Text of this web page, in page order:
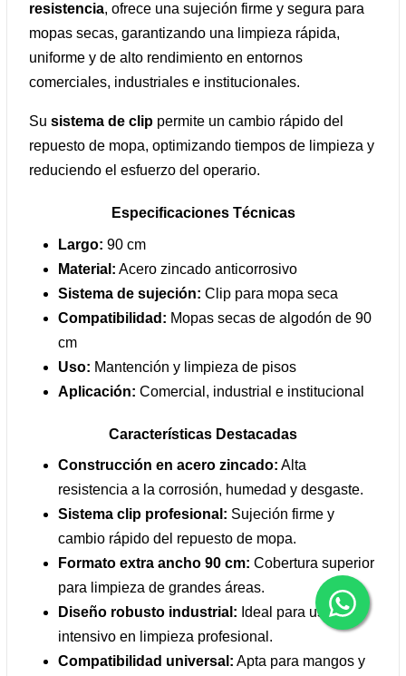
resistencia, ofrece una sujeción firme y segura para
mopas secas, garantizando una limpieza rápida,
uniforme y de alto rendimiento en entornos
comerciales, industriales e institucionales.
Su sistema de clip permite un cambio rápido del
repuesto de mopa, optimizando tiempos de limpieza y
reduciendo el esfuerzo del operario.
Especificaciones Técnicas
Largo: 90 cm
Material: Acero zincado anticorrosivo
Sistema de sujeción: Clip para mopa seca
Compatibilidad: Mopas secas de algodón de 90
cm
Uso: Mantención y limpieza de pisos
Aplicación: Comercial, industrial e institucional
Características Destacadas
Construcción en acero zincado: Alta
resistencia a la corrosión, humedad y desgaste.
Sistema clip profesional: Sujeción firme y
cambio rápido del repuesto de mopa.
Formato extra ancho 90 cm: Cobertura superior
para limpieza de grandes áreas.
Diseño robusto industrial: Ideal para uso
intensivo en limpieza profesional.
Compatibilidad universal: Apta para mangos y